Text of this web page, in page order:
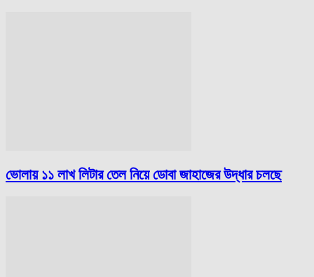
ভোলায় ১১ লাখ লিটার তেল নিয়ে ডোবা জাহাজের উদ্ধার চলছে